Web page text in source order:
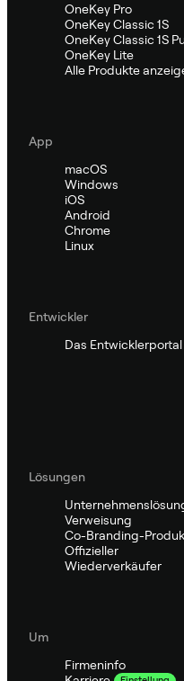
OneKey Pro
OneKey Classic 1S
OneKey Classic 1S
OneKey Lite
Alle Produkte
App
macOS
Windows
iOS
Android
Chrome
Linux
Entwickler
Das Entwicklerportal
Lösungen
Verweisung
Co-Branding-
Offizieller
Wiederverkäufer
Um
Firmeninfo